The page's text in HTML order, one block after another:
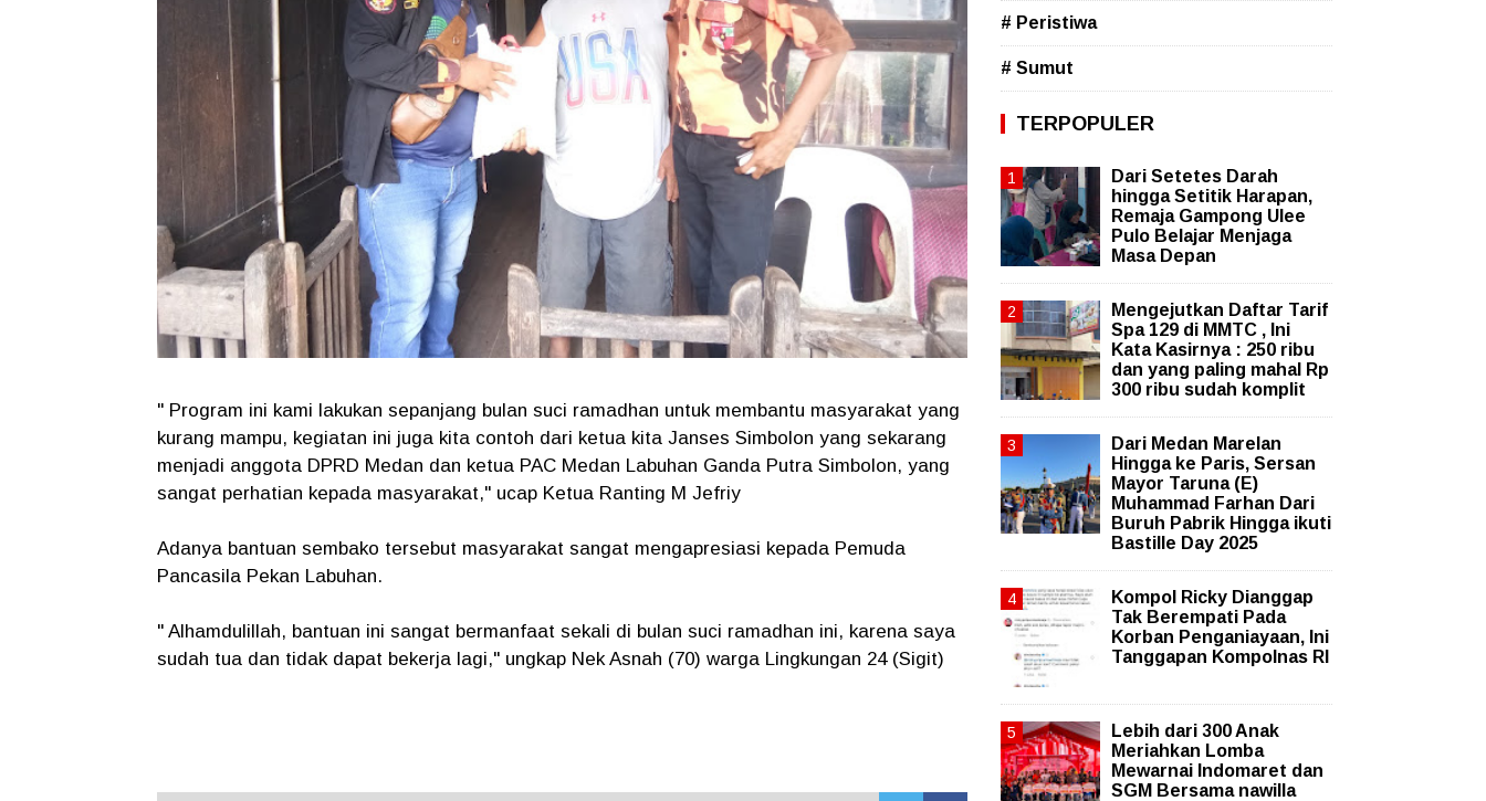
" Program ini kami lakukan sepanjang bulan suci ramadhan untuk membantu masyarakat yang
kurang mampu, kegiatan ini juga kita contoh dari ketua kita Janses Simbolon yang sekarang
menjadi anggota DPRD Medan dan ketua PAC Medan Labuhan Ganda Putra Simbolon, yang
sangat perhatian kepada masyarakat," ucap Ketua Ranting M Jefriy
Adanya bantuan sembako tersebut masyarakat sangat mengapresiasi kepada Pemuda
Pancasila Pekan Labuhan.
" Alhamdulillah, bantuan ini sangat bermanfaat sekali di bulan suci ramadhan ini, karena saya
sudah tua dan tidak dapat bekerja lagi," ungkap Nek Asnah (70) warga Lingkungan 24 (Sigit)
# Peristiwa
# Sumut
TERPOPULER
Dari Setetes Darah
hingga Setitik Harapan,
Remaja Gampong Ulee
Pulo Belajar Menjaga
Masa Depan
Mengejutkan Daftar Tarif
Spa 129 di MMTC , Ini
Kata Kasirnya : 250 ribu
dan yang paling mahal Rp
300 ribu sudah komplit
‎Dari Medan Marelan
Hingga ke Paris, Sersan
Mayor Taruna (E)
Muhammad Farhan Dari
Buruh Pabrik Hingga ikuti
Bastille Day 2025
Kompol Ricky Dianggap
Tak Berempati Pada
Korban Penganiayaan, Ini
Tanggapan Kompolnas RI
Lebih dari 300 Anak
Meriahkan Lomba
Mewarnai Indomaret dan
SGM Bersama nawilla